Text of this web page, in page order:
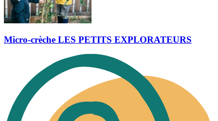
Micro-crèche LES PETITS EXPLORATEURS